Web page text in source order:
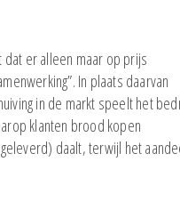
er alleen maar op prijs
In plaats daarvan
in de markt speelt het
klanten brood kopen
daalt, terwijl het